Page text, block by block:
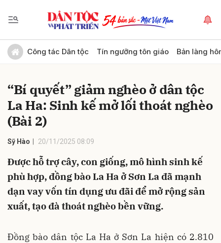
Công tác Dân tộc Tín ngưỡng tôn giáo Bản làng
“Bí quyết” giảm nghèo ở dân tộc
La Ha: Sinh kế mở lối thoát nghèo
(Bài 2)
Sỹ Hào 20/11/2025 08:09
Được hỗ trợ cây, con giống, mô hình sinh kế
phù hợp, đồng bào La Ha ở Sơn La đã mạnh
dạn vay vốn tín dụng ưu đãi để mở rộng sản
xuất, tạo đà thoát nghèo bền vững.
Đồng bào dân tộc La Ha ở Sơn La hiện có 2.810
Gửi bình luận